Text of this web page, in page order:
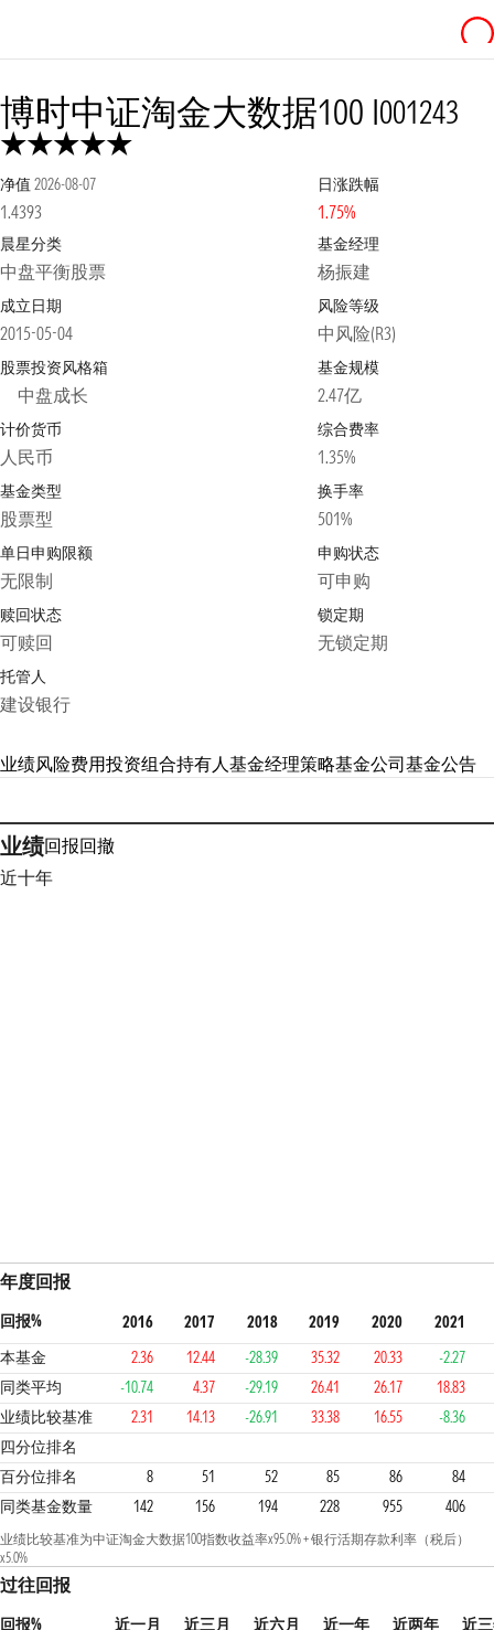
博时中证淘金大数据100 I001243
净值 2026-08-07
1.4393
日涨跌幅
1.75%
晨星分类
中盘平衡股票
基金经理
杨振建
成立日期
2015-05-04
风险等级
中风险(R3)
股票投资风格箱
中盘成长
基金规模
2.47亿
计价货币
人民币
综合费率
1.35%
基金类型
股票型
换手率
501%
单日申购限额
无限制
申购状态
可申购
赎回状态
可赎回
锁定期
无锁定期
托管人
建设银行
业绩风险费用投资组合持有人基金经理策略基金公司基金公告
业绩回报回撤
近十年
年度回报
回报% 2016 2017 2018 2019 2020
2021
本基金
2.36 12.44 -28.39 35.32 20.33
-2.27
同类平均
-10.74 4.37 -29.19 26.41 26.17
18.83
业绩比较基准
2.31 14.13 -26.91 33.38 16.55
-8.36
四分位排名
1 3 3 4 4 4 1
百分位排名 8 51 52 85 86
84
同类基金数量
142 156 194 228 955 406
业绩比较基准为中证淘金大数据100指数收益率x95.0% + 银行活期存款利率（税后）
x5.0%
过往回报
回报% 近一月 近三月 近六月 近一年 近两年
近